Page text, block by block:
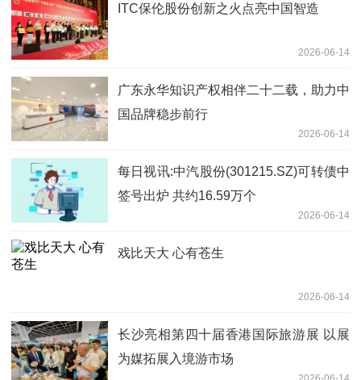
ITC保伦股份创新之火点亮中国智造
2026-06-14
广东永华知识产权相伴二十二载，助力中
国品牌稳步前行
2026-06-14
每日视讯:中汽股份(301215.SZ)可转债中
签号出炉 共约16.59万个
2026-06-14
戏比天大 心有苍生
2026-06-14
长沙亮相第四十届香港国际旅游展 以展
为媒拓展入境游市场